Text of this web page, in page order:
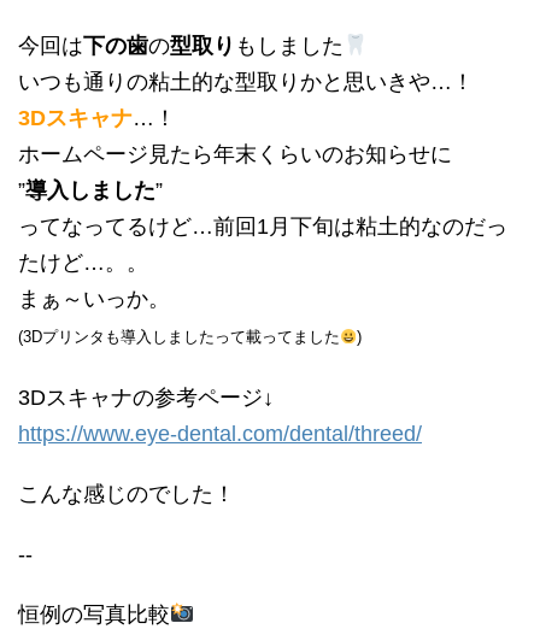
今回は下の歯の型取り もしました
いつも通りの粘土的な型取りかと思いきや…！
3Dスキャナ…！
ホームページ見たら年末くらいのお知らせに
”導入しました”
ってなってるけど…前回1月下旬は粘土的なのだっ
たけど…。。
まぁ～いっか。
(3Dプリンタも導入しましたって載ってました )
3Dスキャナの参考ページ↓
https://www.eye-dental.com/dental/threed/
こんな感じのでした！
--
恒例の写真比較